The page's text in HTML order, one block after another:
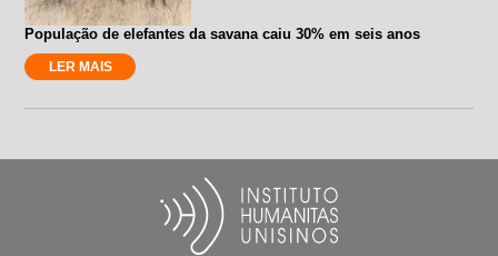
População de elefantes da savana caiu 30% em seis anos
LER MAIS